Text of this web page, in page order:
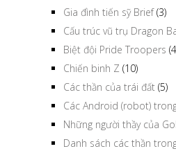
Gia đình tiến sỹ Brief(3)
Cấu trúc vũ trụ Dragon
Biệt đội Pride Troopers
Chiến binh Z (10)
Các thần của trái đất (5)
Các Android (robot)
Những người thầy của
Danh sách các thần